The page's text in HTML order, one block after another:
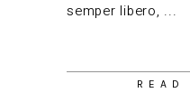
semper libero,
READ